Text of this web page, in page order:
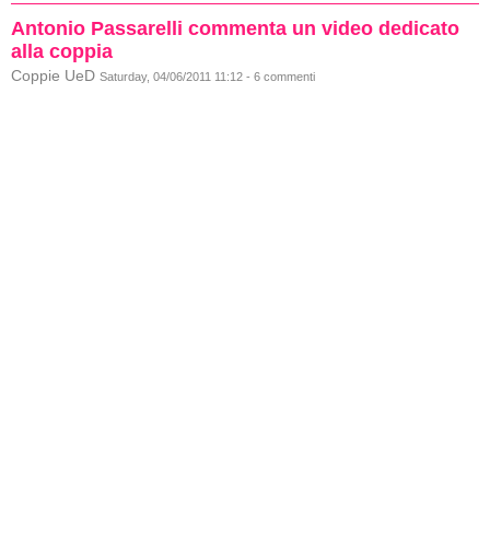
Antonio Passarelli commenta un video dedicato
alla coppia
Coppie UeD Saturday, 04/06/2011 11:12 - 6 commenti